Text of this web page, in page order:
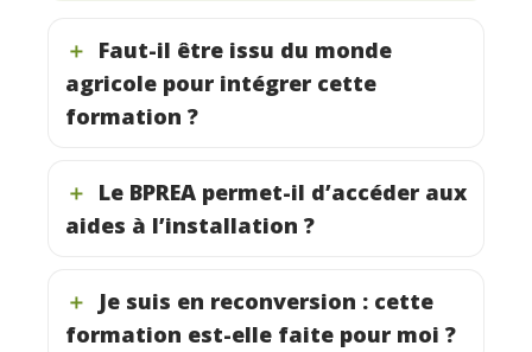
Faut-il être issu du monde
agricole pour intégrer cette
formation ?
Le BPREA permet-il d’accéder aux
aides à l’installation ?
Je suis en reconversion : cette
formation est-elle faite pour moi ?